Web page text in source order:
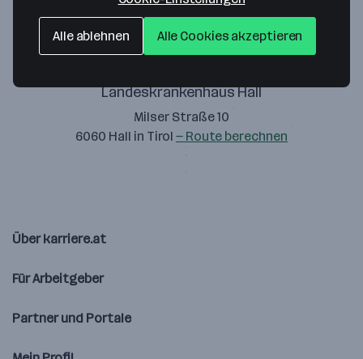
Landeskrankenhaus Hall
Milser Straße 10
6060 Hall in Tirol — Route berechnen
Über karriere.at
Für Arbeitgeber
Partner und Portale
Alle ablehnen Alle Cookies akzeptieren